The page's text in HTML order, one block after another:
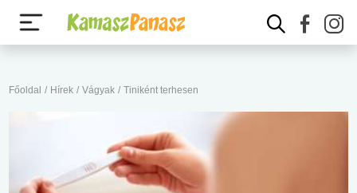
Főoldal / Hírek / Vágyak / Tiniként terhesen